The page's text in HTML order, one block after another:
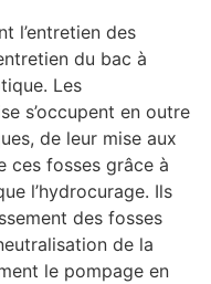
l’entretien des
du bac à
Les
s’occupent en outre
de leur mise aux
ces fosses grâce à
l’hydrocurage. Ils
des fosses
de la
le pompage en